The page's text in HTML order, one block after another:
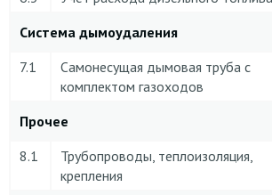
Система дымоудаления
7.1
Самонесущая дымовая труба с
комплектом газоходов
Прочее
8.1
Трубопроводы, теплоизоляция,
крепления